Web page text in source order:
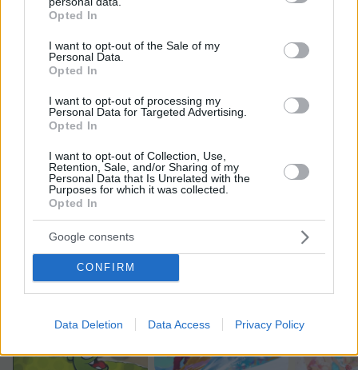
grant or deny consent to Google and its third-party tags to
use your data for below specified purposes in below Google
consent section.
Opted In
I want to opt-out of the Sale of my
Personal Data.
Opted In
I want to opt-out of processing my
Personal Data for Targeted Advertising.
Opted In
I want to opt-out of Collection, Use,
Retention, Sale, and/or Sharing of my
Personal Data that Is Unrelated with the
Purposes for which it was collected.
Opted In
Google consents
CONFIRM
Data Deletion Data Access Privacy Policy
09.08.2026, 13:59
Πέθανε κτηνοτρόφος στη Λέσβο μετά
αφθώδους πυρετού
09.08.2026, 12:47
Games